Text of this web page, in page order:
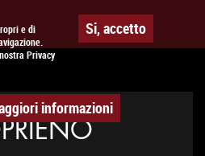
e di
Privacy
Si, accetto
informazioni
CINEMA